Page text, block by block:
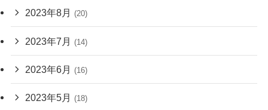
2023年8月 (20)
2023年7月 (14)
2023年6月 (16)
2023年5月 (18)